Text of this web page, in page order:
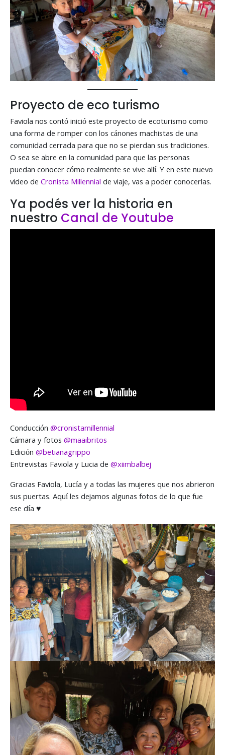
Proyecto de eco turismo
Faviola nos contó inició este proyecto de ecoturismo como
una forma de romper con los cánones machistas de una
comunidad cerrada para que no se pierdan sus tradiciones.
O sea se abre en la comunidad para que las personas
puedan conocer cómo realmente se vive allí. Y en este nuevo
video deCronista Millennialde viaje, vas a poder conocerlas.
Ya podés ver la historia en
nuestro Canal de Youtube
Conducción@cronistamillennial
Cámara y fotos@maaibritos
Edición@betianagrippo
Entrevistas Faviola y Lucia de@xiimbalbej
Gracias Faviola, Lucía y a todas las mujeres que nos abrieron
sus puertas. Aquí les dejamos algunas fotos de lo que fue
ese día ♥